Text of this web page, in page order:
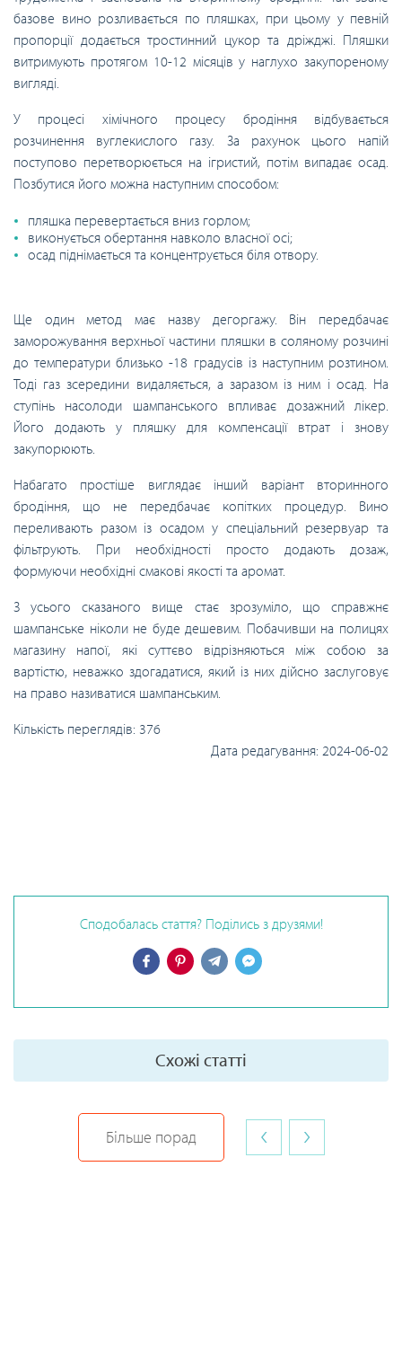
базове вино розливається по пляшках, при цьому у певній
пропорції додається тростинний цукор та дріжджі. Пляшки
витримують протягом 10-12 місяців у наглухо закупореному
вигляді.
У процесі хімічного процесу бродіння відбувається
розчинення вуглекислого газу. За рахунок цього напій
поступово перетворюється на ігристий, потім випадає осад.
Позбутися його можна наступним способом:
пляшка перевертається вниз горлом;
виконується обертання навколо власної осі;
осад піднімається та концентрується біля отвору.
Ще один метод має назву дегоргажу. Він передбачає
заморожування верхньої частини пляшки в соляному розчині
до температури близько -18 градусів із наступним розтином.
Тоді газ зсередини видаляється, а заразом із ним і осад. На
ступінь насолоди шампанського впливає дозажний лікер.
Його додають у пляшку для компенсації втрат і знову
закупорюють.
Набагато простіше виглядає інший варіант вторинного
бродіння, що не передбачає копітких процедур. Вино
переливають разом із осадом у спеціальний резервуар та
фільтрують. При необхідності просто додають дозаж,
формуючи необхідні смакові якості та аромат.
З усього сказаного вище стає зрозуміло, що справжнє
шампанське ніколи не буде дешевим. Побачивши на полицях
магазину напої, які суттєво відрізняються між собою за
вартістю, неважко здогадатися, який із них дійсно заслуговує
на право називатися шампанським.
Кількість переглядів: 376
Дата редагування: 2024-06-02
Сподобалась стаття? Поділись з друзями!
Схожі статті
Більше порад ‹ ›